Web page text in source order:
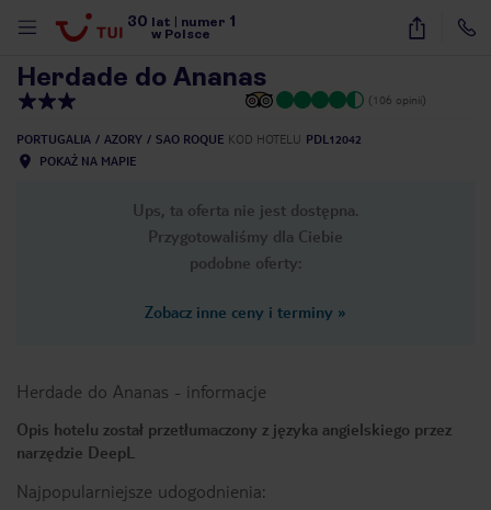
30 lat numer 1
w Polsce
19
Herdade do Ananas
(106 opinii)
PORTUGALIA AZORY SAO ROQUE KOD HOTELU PDL12042
POKAŻ NA MAPIE
Ups, ta oferta nie jest dostępna.
Przygotowaliśmy dla Ciebie
podobne oferty:
Zobacz inne ceny i terminy »
Herdade do Ananas - informacje
Opis hotelu został przetłumaczony z języka angielskiego przez
narzędzie DeepL
Najpopularniejsze udogodnienia: